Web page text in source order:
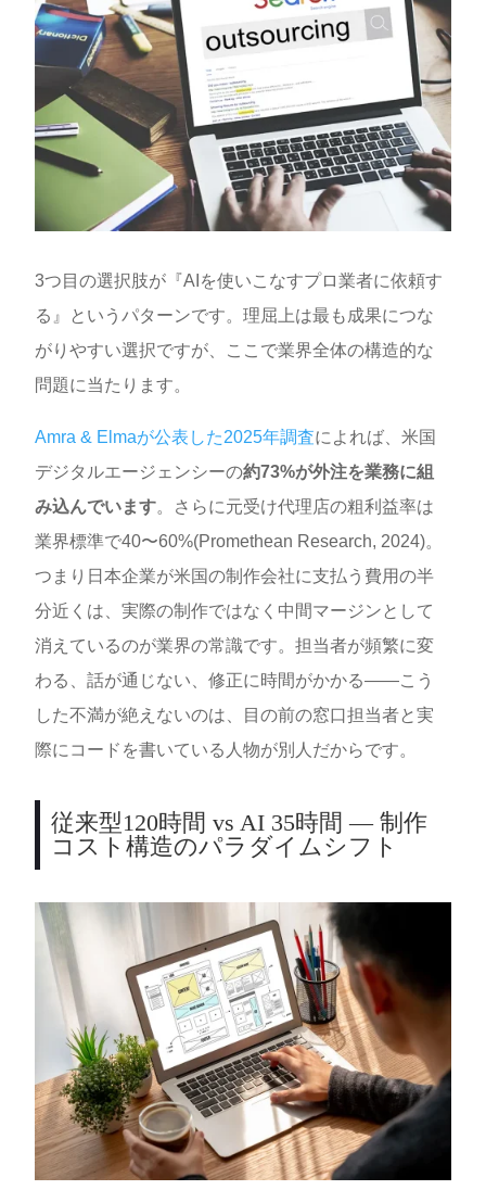
3つ目の選択肢が『AIを使いこなすプロ業者に依頼す
る』というパターンです。理屈上は最も成果につな
がりやすい選択ですが、ここで業界全体の構造的な
問題に当たります。
Amra & Elmaが公表した2025年調査によれば、米国
デジタルエージェンシーの約73%が外注を業務に組
み込んでいます。さらに元受け代理店の粗利益率は
業界標準で40〜60%(Promethean Research, 2024)。
つまり日本企業が米国の制作会社に支払う費用の半
分近くは、実際の制作ではなく中間マージンとして
消えているのが業界の常識です。担当者が頻繁に変
わる、話が通じない、修正に時間がかかる——こう
した不満が絶えないのは、目の前の窓口担当者と実
際にコードを書いている人物が別人だからです。
従来型120時間 vs AI 35時間 — 制作
コスト構造のパラダイムシフト